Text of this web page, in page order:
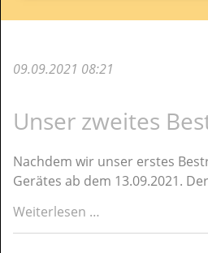
09.09.2021 08:21
Unser zweites
Nachdem wir unser erstes
Gerätes ab dem 13.09.2021.
Weiterlesen …
zweites